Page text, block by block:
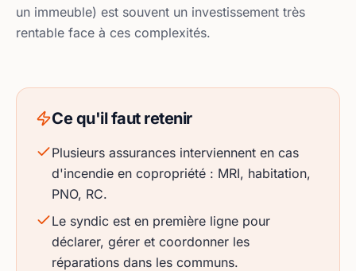
un immeuble) est souvent un investissement très
rentable face à ces complexités.
Ce qu'il faut retenir
Plusieurs assurances interviennent en cas
d'incendie en copropriété : MRI, habitation,
PNO, RC.
Le syndic est en première ligne pour
déclarer, gérer et coordonner les
réparations dans les communs.